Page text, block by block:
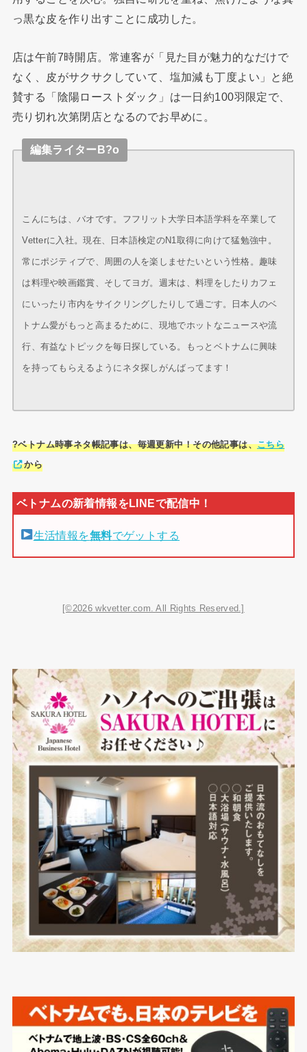
っ黒な皮を作り出すことに成功した。
店は午前7時開店。常連客が「見た目が魅力的なだけで
なく、皮がサクサクしていて、塩加減も丁度よい」と絶
賛する「陰陽ローストダック」は一日約100羽限定で、
売り切れ次第閉店となるのでお早めに。
編集ライターB?o
こんにちは、バオです。フフリット大学日本語学科を卒業して
Vetterに入社。現在、日本語検定のN1取得に向けて猛勉強中。
常にポジティブで、周囲の人を楽しませたいという性格。趣味
は料理や映画鑑賞、そしてヨガ。週末は、料理をしたりカフェ
にいったり市内をサイクリングしたりして過ごす。日本人のベ
トナム愛がもっと高まるために、現地でホットなニュースや流
行、有益なトピックを毎日探している。もっとベトナムに興味
を持ってもらえるようにネタ探しがんばってます！
?ベトナム時事ネタ帳記事は、毎週更新中！その他記事は、こちら
から
生活情報を無料でゲットする
[©2026 wkvetter.com. All Rights Reserved.]